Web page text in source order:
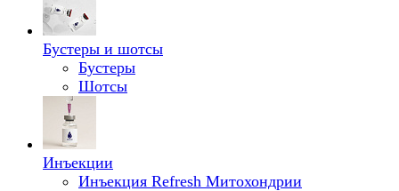
Бустеры и шотсы
Бустеры
Шотсы
Инъекции
Инъекция Refresh Митохондрии